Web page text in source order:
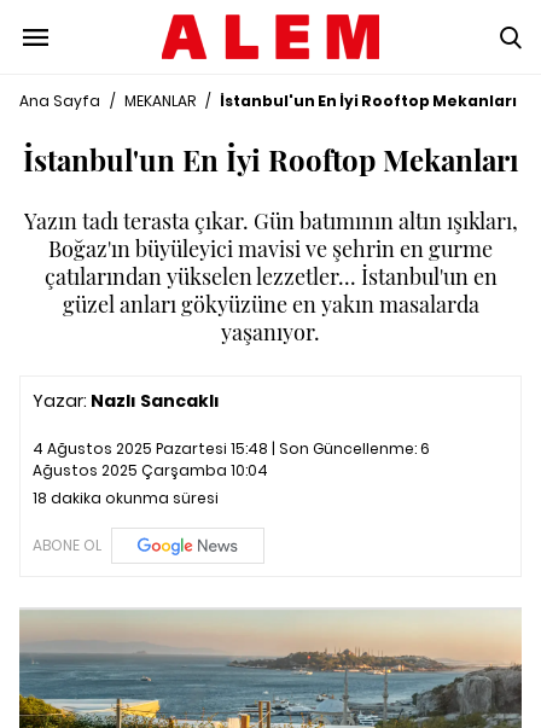
Ana Sayfa / MEKANLAR / İstanbul'un En İyi Rooftop Mekanları
İstanbul'un En İyi Rooftop Mekanları
Yazın tadı terasta çıkar. Gün batımının altın ışıkları,
Boğaz'ın büyüleyici mavisi ve şehrin en gurme
çatılarından yükselen lezzetler... İstanbul'un en
güzel anları gökyüzüne en yakın masalarda
yaşanıyor.
Yazar: Nazlı Sancaklı
4 Ağustos 2025 Pazartesi 15:48 | Son Güncellenme:6
Ağustos 2025 Çarşamba 10:04
18 dakika okunma süresi
ABONE OL